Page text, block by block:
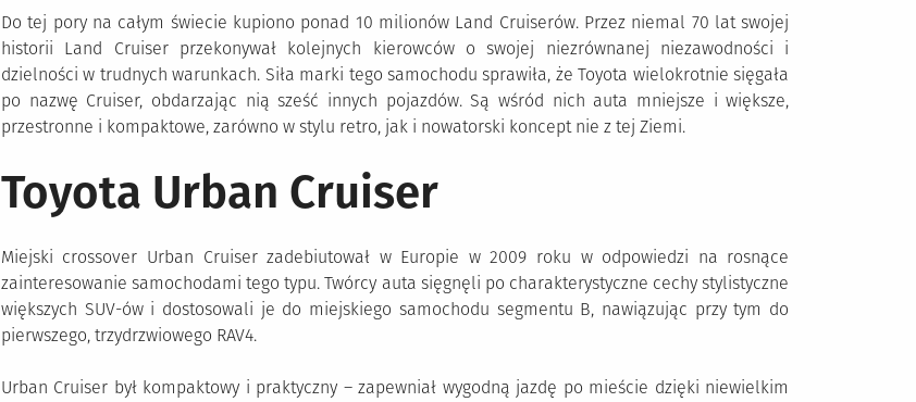
Do tej pory na całym świecie kupiono ponad 10 milionów Land Cruiserów. Przez niemal 70 lat swojej
historii Land Cruiser przekonywał kolejnych kierowców o swojej niezrównanej niezawodności i
dzielności w trudnych warunkach. Siła marki tego samochodu sprawiła, że Toyota wielokrotnie sięgała
po nazwę Cruiser, obdarzając nią sześć innych pojazdów. Są wśród nich auta mniejsze i większe,
przestronne i kompaktowe, zarówno w stylu retro, jak i nowatorski koncept nie z tej Ziemi.
Toyota Urban Cruiser
Miejski crossover Urban Cruiser zadebiutował w Europie w 2009 roku w odpowiedzi na rosnące
zainteresowanie samochodami tego typu. Twórcy auta sięgnęli po charakterystyczne cechy stylistyczne
większych SUV-ów i dostosowali je do miejskiego samochodu segmentu B, nawiązując przy tym do
pierwszego, trzydrzwiowego RAV4.
Urban Cruiser był kompaktowy i praktyczny – zapewniał wygodną jazdę po mieście dzięki niewielkim